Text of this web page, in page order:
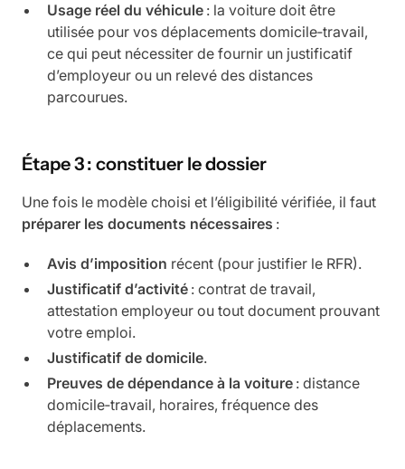
Usage réel du véhicule : la voiture doit être
utilisée pour vos déplacements domicile‑travail,
ce qui peut nécessiter de fournir un justificatif
d’employeur ou un relevé des distances
parcourues.
Étape 3 : constituer le dossier
Une fois le modèle choisi et l’éligibilité vérifiée, il faut
préparer les documents nécessaires :
Avis d’imposition récent (pour justifier le RFR).
Justificatif d’activité : contrat de travail,
attestation employeur ou tout document prouvant
votre emploi.
Justificatif de domicile.
Preuves de dépendance à la voiture : distance
domicile‑travail, horaires, fréquence des
déplacements.